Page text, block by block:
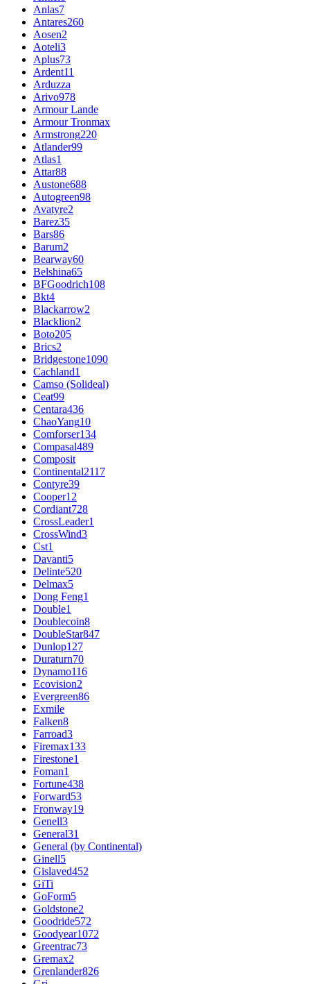
Anlas7
Antares260
Aosen2
Aoteli3
Aplus73
Ardent11
Arduzza
Arivo978
Armour Lande
Armour Tronmax
Armstrong220
Atlander99
Atlas1
Attar88
Austone688
Autogreen98
Avatyre2
Barez35
Bars86
Barum2
Bearway60
Belshina65
BFGoodrich108
Bkt4
Blackarrow2
Blacklion2
Boto205
Brics2
Bridgestone1090
Cachland1
Camso (Solideal)
Ceat99
Centara436
ChaoYang10
Comforser134
Compasal489
Composit
Continental2117
Contyre39
Cooper12
Cordiant728
CrossLeader1
CrossWind3
Cst1
Davanti5
Delinte520
Delmax5
Dong Feng1
Double1
Doublecoin8
DoubleStar847
Dunlop127
Duraturn70
Dynamo116
Ecovision2
Evergreen86
Exmile
Falken8
Farroad3
Firemax133
Firestone1
Foman1
Fortune438
Forward53
Fronway19
Genell3
General31
General (by Continental)
Ginell5
Gislaved452
GiTi
GoForm5
Goldstone2
Goodride572
Goodyear1072
Greentrac73
Gremax2
Grenlander826